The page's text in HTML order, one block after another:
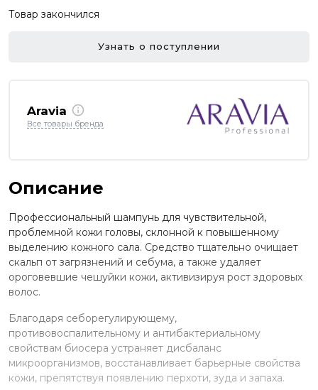
Товар закончился
Узнать о поступлении
Aravia
Все товары бренда
Описание
Профессиональный шампунь для чувствительной,
проблемной кожи головы, склонной к повышенному
выделению кожного сала. Средство тщательно очищает
скальп от загрязнений и себума, а также удаляет
ороговевшие чешуйки кожи, активизируя рост здоровых
волос.
Благодаря себорегулирующему,
противовоспалительному и антибактериальному
свойствам биосера устраняет дисбаланс
микроорганизмов, восстанавливает барьерные свойства
кожи, препятствуя появлению перхоти, зуда и запаха.